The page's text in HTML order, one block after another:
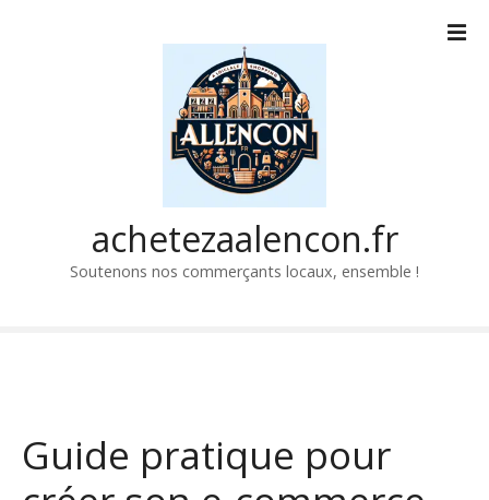
achetezaalencon.fr
Soutenons nos commerçants locaux, ensemble !
Guide pratique pour